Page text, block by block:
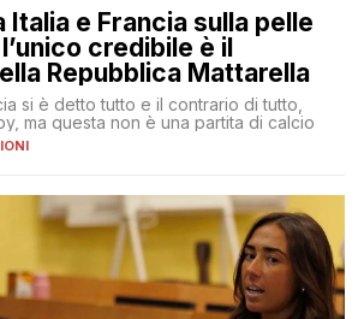
e Francia sulla pelle
credibile è il
Repubblica Mattarella
si è detto tutto e il contrario di tutto,
ma questa non è una partita di calcio